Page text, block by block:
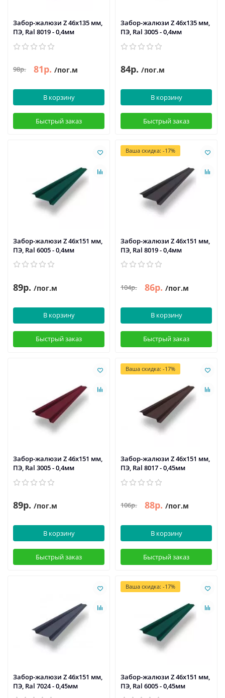
Забор-жалюзи Z 46х135 мм,
ПЭ, Ral 8019 - 0,4мм
98р. 81р. /пог.м
В корзину
Быстрый заказ
Забор-жалюзи Z 46х135 мм,
ПЭ, Ral 3005 - 0,4мм
84р. /пог.м
В корзину
Быстрый заказ
Забор-жалюзи Z 46х151 мм,
ПЭ, Ral 6005 - 0,4мм
89р. /пог.м
В корзину
Быстрый заказ
Ваша скидка: -17%
Забор-жалюзи Z 46х151 мм,
ПЭ, Ral 8019 - 0,4мм
104р. 86р. /пог.м
В корзину
Быстрый заказ
Забор-жалюзи Z 46х151 мм,
ПЭ, Ral 3005 - 0,4мм
89р. /пог.м
В корзину
Быстрый заказ
Ваша скидка: -17%
Забор-жалюзи Z 46х151 мм,
ПЭ, Ral 8017 - 0,45мм
106р. 88р. /пог.м
В корзину
Быстрый заказ
Забор-жалюзи Z 46х151 мм,
ПЭ, Ral 7024 - 0,45мм
Ваша скидка: -17%
Забор-жалюзи Z 46х151 мм,
ПЭ, Ral 6005 - 0,45мм